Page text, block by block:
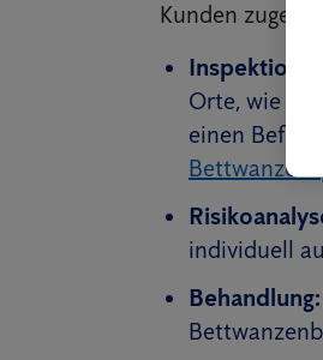
Kunden
Inspektion:
Orte, wie
einen
individuell
Behandlung: